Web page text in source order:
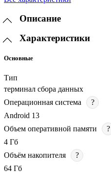
Описание
Характеристики
Основные
Тип
терминал сбора данных
Операционная система
?
Android 13
Объем оперативной памяти
?
4 Гб
Объём накопителя
?
64 Гб